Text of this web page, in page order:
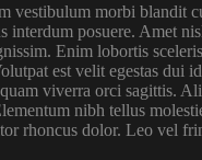
vestibulum morbi blandit
interdum posuere. Amet
Enim lobortis
est velit egestas dui
viverra orci sagittis.
nibh tellus
rhoncus dolor. Leo vel